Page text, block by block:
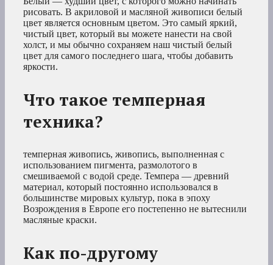
рисовать. В акриловой и масляной живописи белый
цвет является основным цветом. Это самый яркий,
чистый цвет, который вы можете нанести на свой
холст, и мы обычно сохраняем наш чистый белый
цвет для самого последнего шага, чтобы добавить
яркости.
Что такое темперная
техника?
темперная живопись, живопись, выполненная с
использованием пигмента, размолотого в
смешиваемой с водой среде. Темпера — древний
материал, который постоянно использовался в
большинстве мировых культур, пока в эпоху
Возрождения в Европе его постепенно не вытеснили
масляные краски.
Как по-другому